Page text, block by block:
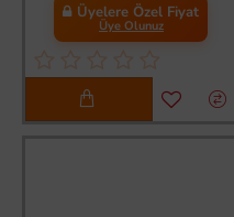
Üyelere Özel Fiyat
Üye Olunuz